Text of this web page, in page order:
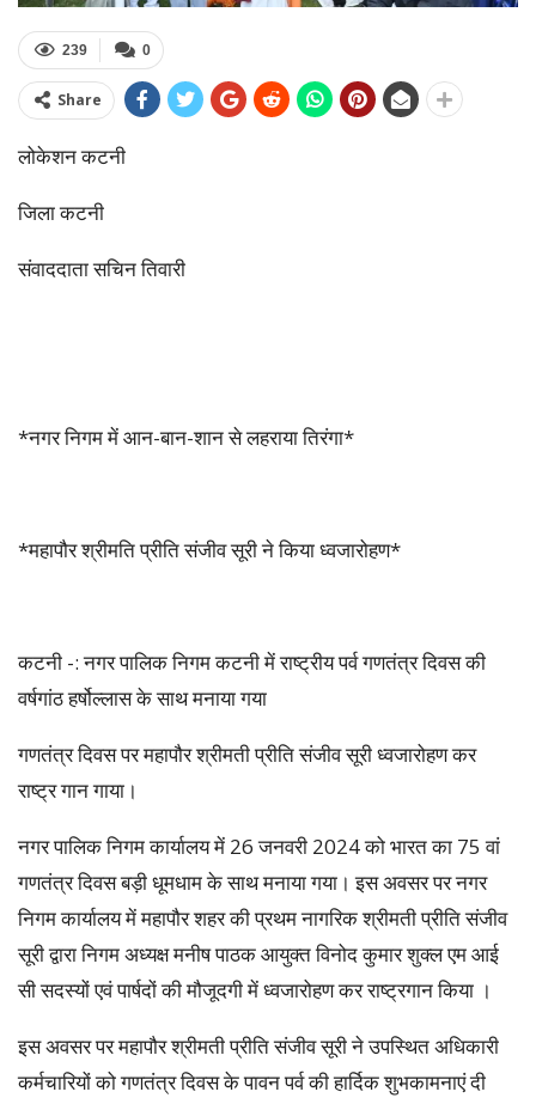
0
239
Share
लोकेशन कटनी
जिला कटनी
संवाददाता सचिन तिवारी
*नगर निगम में आन-बान-शान से लहराया तिरंगा*
*महापौर श्रीमति प्रीति संजीव सूरी ने किया ध्वजारोहण*
कटनी -: नगर पालिक निगम कटनी में राष्ट्रीय पर्व गणतंत्र दिवस की
वर्षगांठ हर्षोल्लास के साथ मनाया गया
गणतंत्र दिवस पर महापौर श्रीमती प्रीति संजीव सूरी ध्वजारोहण कर
राष्ट्र गान गाया।
नगर पालिक निगम कार्यालय में 26 जनवरी 2024 को भारत का 75 वां
गणतंत्र दिवस बड़ी धूमधाम के साथ मनाया गया। इस अवसर पर नगर
निगम कार्यालय में महापौर शहर की प्रथम नागरिक श्रीमती प्रीति संजीव
सूरी द्वारा निगम अध्यक्ष मनीष पाठक आयुक्त विनोद कुमार शुक्ल एम आई
सी सदस्यों एवं पार्षदों की मौजूदगी में ध्वजारोहण कर राष्ट्रगान किया ।
इस अवसर पर महापौर श्रीमती प्रीति संजीव सूरी ने उपस्थित अधिकारी
कर्मचारियों को गणतंत्र दिवस के पावन पर्व की हार्दिक शुभकामनाएं दी